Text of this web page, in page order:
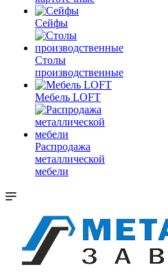
Сейфы
Столы
производственные
Мебель LOFT
Распродажа
металлической
мебели